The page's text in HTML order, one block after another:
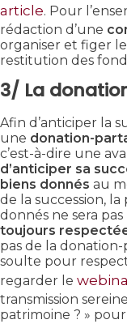
article. Pour
rédaction d’une
organiser et figer
restitution des
3/ La
Afin d’anticiper la
une donation-
c’est-à-dire une
d’anticiper sa
biens donnés au
de la succession,
donnés ne sera
toujours
pas de la
soulte pour
regarder le
transmission
patrimoine ? »